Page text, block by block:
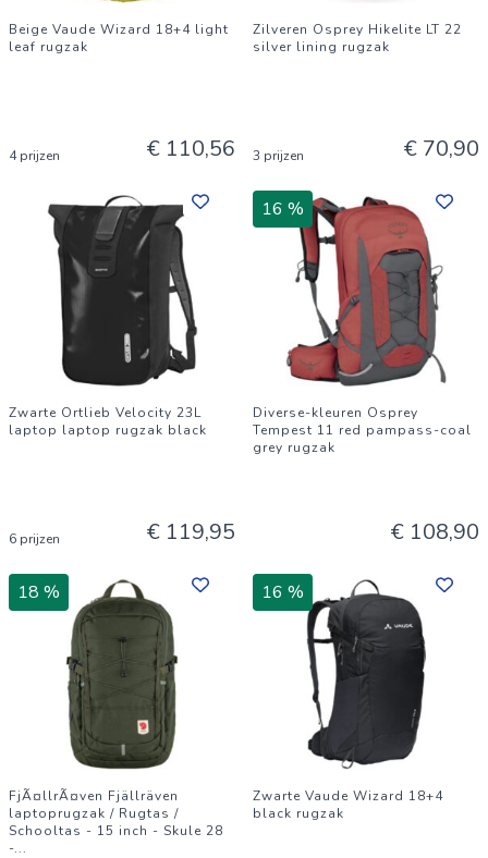
Beige Vaude Wizard 18+4 light
leaf rugzak
4 prijzen € 110,56
Zilveren Osprey Hikelite LT 22
silver lining rugzak
3 prijzen € 70,90
Zwarte Ortlieb Velocity 23L
laptop laptop rugzak black
6 prijzen € 119,95
16 %
Diverse-kleuren Osprey
Tempest 11 red pampass-coal
grey rugzak
€ 108,90
18 %
FjÃ¤llrÃ¤ven Fjällräven
laptoprugzak / Rugtas /
Schooltas - 15 inch - Skule 28
-...
16 %
Zwarte Vaude Wizard 18+4
black rugzak